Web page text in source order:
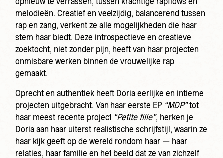
melodieën. Creatief en veelzijdig, balancerend tussen
rap en zang, verkent ze alle mogelijkheden die haar
stem haar biedt. Deze introspectieve en creatieve
zoektocht, niet zonder pijn, heeft van haar projecten
onmisbare werken binnen de vrouwelijke rap
gemaakt.
Oprecht en authentiek heeft Doria eerlijke en intieme
projecten uitgebracht. Van haar eerste EP “MDP”tot
haar meest recente project “Petite fille”, herken je
Doria aan haar uiterst realistische schrijfstijl, waarin ze
haar kijk geeft op de wereld rondom haar — haar
relaties, haar familie en het beeld dat ze van zichzelf